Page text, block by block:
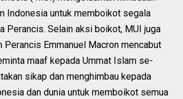
Indonesia untuk memboikot segala
Perancis. Selain aksi boikot, MUI juga
Perancis Emmanuel Macron mencabut
maaf kepada Ummat Islam se-
sikap dan menghimbau kepada
dan dunia untuk memboikot semua